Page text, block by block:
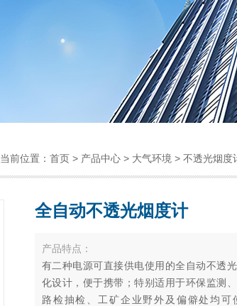
当前位置： 首页 > 产品中心 > 大气环境 > 不透光烟度
全自动不透光烟度计
产品特点：
有二种电源可直接供电使用的全自动不透
化设计，便于携带；特别适用于环保监测
路检抽检、工矿企业野外及偏僻处均可